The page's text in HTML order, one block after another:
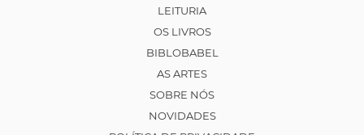
LEITURIA
OS LIVROS
BIBLOBABEL
AS ARTES
SOBRE NÓS
NOVIDADES